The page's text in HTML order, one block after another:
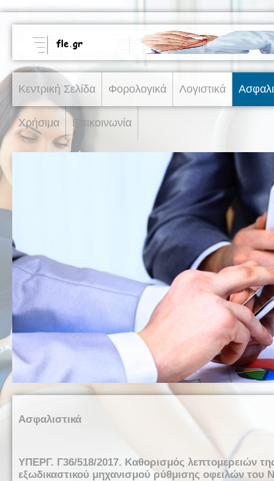
Κεντρική Σελίδα Φορολογικά Λογιστικά
Χρήσιμα Επικοινωνία
Ασφαλιστικά
ΥΠΕΡΓ. Γ36/518/2017. Καθορισμός λεπτομερειών
εξωδικαστικού μηχανισμού ρύθμισης οφειλών του